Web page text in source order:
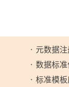
· 元数据
· 数据标
· 标准模